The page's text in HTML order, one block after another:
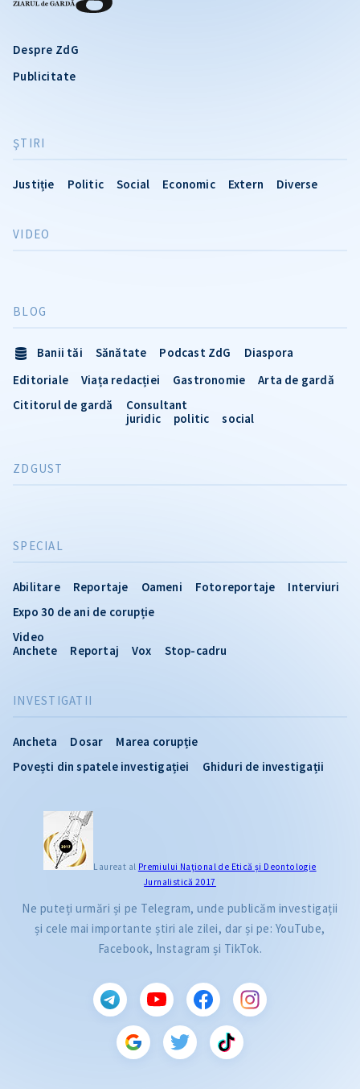
Despre ZdG
Publicitate
ŞTIRI
Justiție Politic Social Economic Extern Diverse
INVESTIGATII
Ancheta Dosar
Marea corupție
Povești din spatele investigației
Ghiduri de investigații
VIDEO
SPECIAL
Abilitare Reportaje Oameni Fotoreportaje
Interviuri
Expo 30 de ani de corupție
Video
Anchete
Reportaj Vox Stop-cadru
BLOG
Banii tăi Sănătate Podcast ZdG
Diaspora
Editoriale
Viața redacției Gastronomie
Arta de gardă
Cititorul de gardă
Consultant
juridic
politic social
ZDGUST
Laureat al Premiului Naţional de Etică și Deontologie
Jurnalistică 2017
Ne puteți urmări și pe Telegram, unde publicăm investigații
și cele mai importante știri ale zilei, dar și pe: YouTube,
Facebook, Instagram și TikTok.